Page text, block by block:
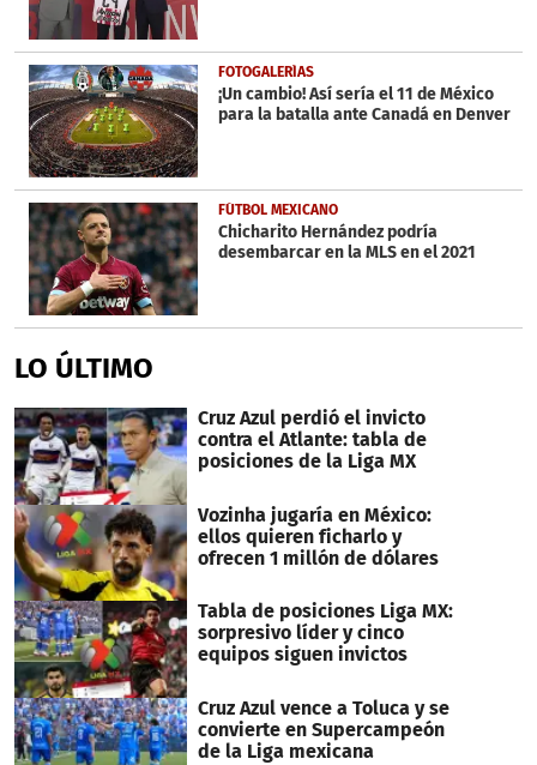
FOTOGALERÍAS
¡Un cambio! Así sería el 11 de México
para la batalla ante Canadá en Denver
FÚTBOL MEXICANO
Chicharito Hernández podría
desembarcar en la MLS en el 2021
LO ÚLTIMO
Cruz Azul perdió el invicto
contra el Atlante: tabla de
posiciones de la Liga MX
Vozinha jugaría en México:
ellos quieren ficharlo y
ofrecen 1 millón de dólares
Tabla de posiciones Liga MX:
sorpresivo líder y cinco
equipos siguen invictos
Cruz Azul vence a Toluca y se
convierte en Supercampeón
de la Liga mexicana